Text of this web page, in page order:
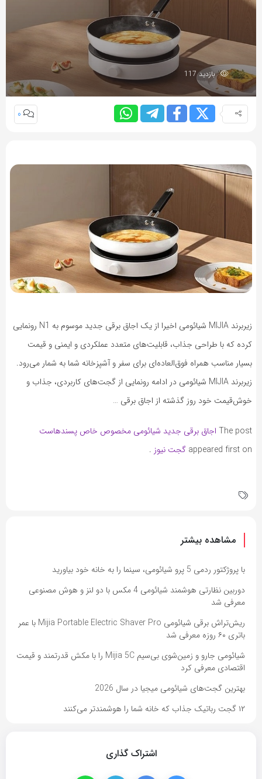
بازدید 117
0
زیربرند MIJIA شیائومی اخیرا از یک اجاق برقی جدید موسوم به N1 رونمایی
کرده که با طراحی جذاب، قابلیت‌های متعدد عملکردی و ایمنی و قیمت
بسیار مناسب همراه فوق‌العاده‌ای برای سفر و آشپزخانه شما به شمار می‌رود.
زیربرند MIJIA شیائومی در ادامه رونمایی از گجت‌های کاربردی، جذاب و
خوش‌قیمت خود روز گذشته از اجاق برقی …
The post اجاق برقی جدید شیائومی مخصوص خاص پسندهاست
appeared first on گجت نیوز .
مشاهده بیشتر
با پروژکتور ردمی 5 پرو شیائومی، سینما را به خانه خود بیاورید
دوربین نظارتی هوشمند شیائومی 4 مکس با دو لنز و هوش مصنوعی
معرفی شد
ریش‌تراش برقی شیائومی Mijia Portable Electric Shaver Pro با عمر
باتری ۶۰ روزه معرفی شد
شیائومی جارو و زمین‌شوی بی‌سیم Mijia 5C را با مکش قدرتمند و قیمت
اقتصادی معرفی کرد
بهترین گجت‌های شیائومی میجیا در سال 2026
۱۲ گجت رباتیک جذاب که خانه شما را هوشمندتر می‌کنند
اشتراک گذاری